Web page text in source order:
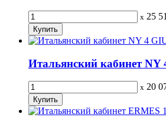
x 25
Итальянский кабинет
x 20